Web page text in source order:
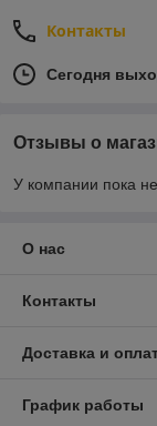
Контакты
Сегодня
Отзывы о
У компании пока
О нас
Контакты
Доставка и
График работы